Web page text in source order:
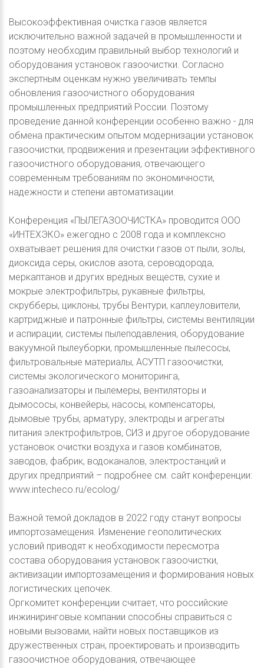
Высокоэффективная очистка газов является
исключительно важной задачей в промышленности и
поэтому необходим правильный выбор технологий и
оборудования установок газоочистки. Согласно
экспертным оценкам нужно увеличивать темпы
обновления газоочистного оборудования
промышленных предприятий России. Поэтому
проведение данной конференции особенно важно - для
обмена практическим опытом модернизации установок
газоочистки, продвижения и презентации эффективного
газоочистного оборудования, отвечающего
современным требованиям по экономичности,
надежности и степени автоматизации.
Конференция «ПЫЛЕГАЗООЧИСТКА» проводится ООО
«ИНТЕХЭКО» ежегодно с 2008 года и комплексно
охватывает решения для очистки газов от пыли, золы,
диоксида серы, окислов азота, сероводорода,
меркаптанов и других вредных веществ, сухие и
мокрые электрофильтры, рукавные фильтры,
скрубберы, циклоны, трубы Вентури, каплеуловители,
картриджные и патронные фильтры, системы вентиляции
и аспирации, системы пылеподавления, оборудование
вакуумной пылеуборки, промышленные пылесосы,
фильтровальные материалы, АСУТП газоочистки,
системы экологического мониторинга,
газоанализаторы и пылемеры, вентиляторы и
дымососы, конвейеры, насосы, компенсаторы,
дымовые трубы, арматуру, электроды и агрегаты
питания электрофильтров, СИЗ и другое оборудование
установок очистки воздуха и газов комбинатов,
заводов, фабрик, водоканалов, электростанций и
других предприятий – подробнее см. сайт конференции:
www.intecheco.ru/ecolog/
Важной темой докладов в 2022 году станут вопросы
импортозамещения. Изменение геополитических
условий приводят к необходимости пересмотра
состава оборудования установок газоочистки,
активизации импортозамещения и формирования новых
логистических цепочек.
Оргкомитет конференции считает, что российские
инжиниринговые компании способны справиться с
новыми вызовами, найти новых поставщиков из
дружественных стран, проектировать и производить
газоочистное оборудования, отвечающее